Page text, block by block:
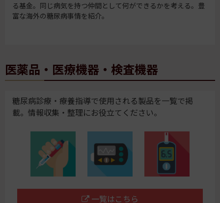
る基金。同じ病気を持つ仲間として何ができるかを考える。豊
富な海外の糖尿病事情を紹介。
医薬品・医療機器・検査機器
糖尿病診療・療養指導で使用される製品を一覧で掲
載。情報収集・整理にお役立てください。
一覧はこちら